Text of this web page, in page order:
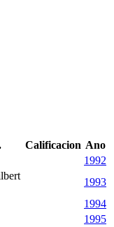
Calificacion Ano
1992
1993
1994
1995